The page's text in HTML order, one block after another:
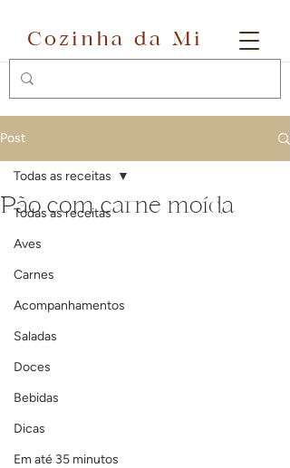
Cozinha da Mi
Post
Todas as receitas
Aves
Carnes
Acompanhamentos
Saladas
Doces
Bebidas
Dicas
Em até 35 minutos
Todas as receitas
Pão com carne moída